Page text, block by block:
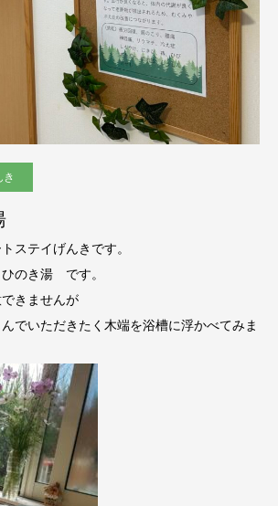
き
ステイげんきです。
のき湯 です。
きませんが
でいただきたく木端を浴槽に浮かべてみま